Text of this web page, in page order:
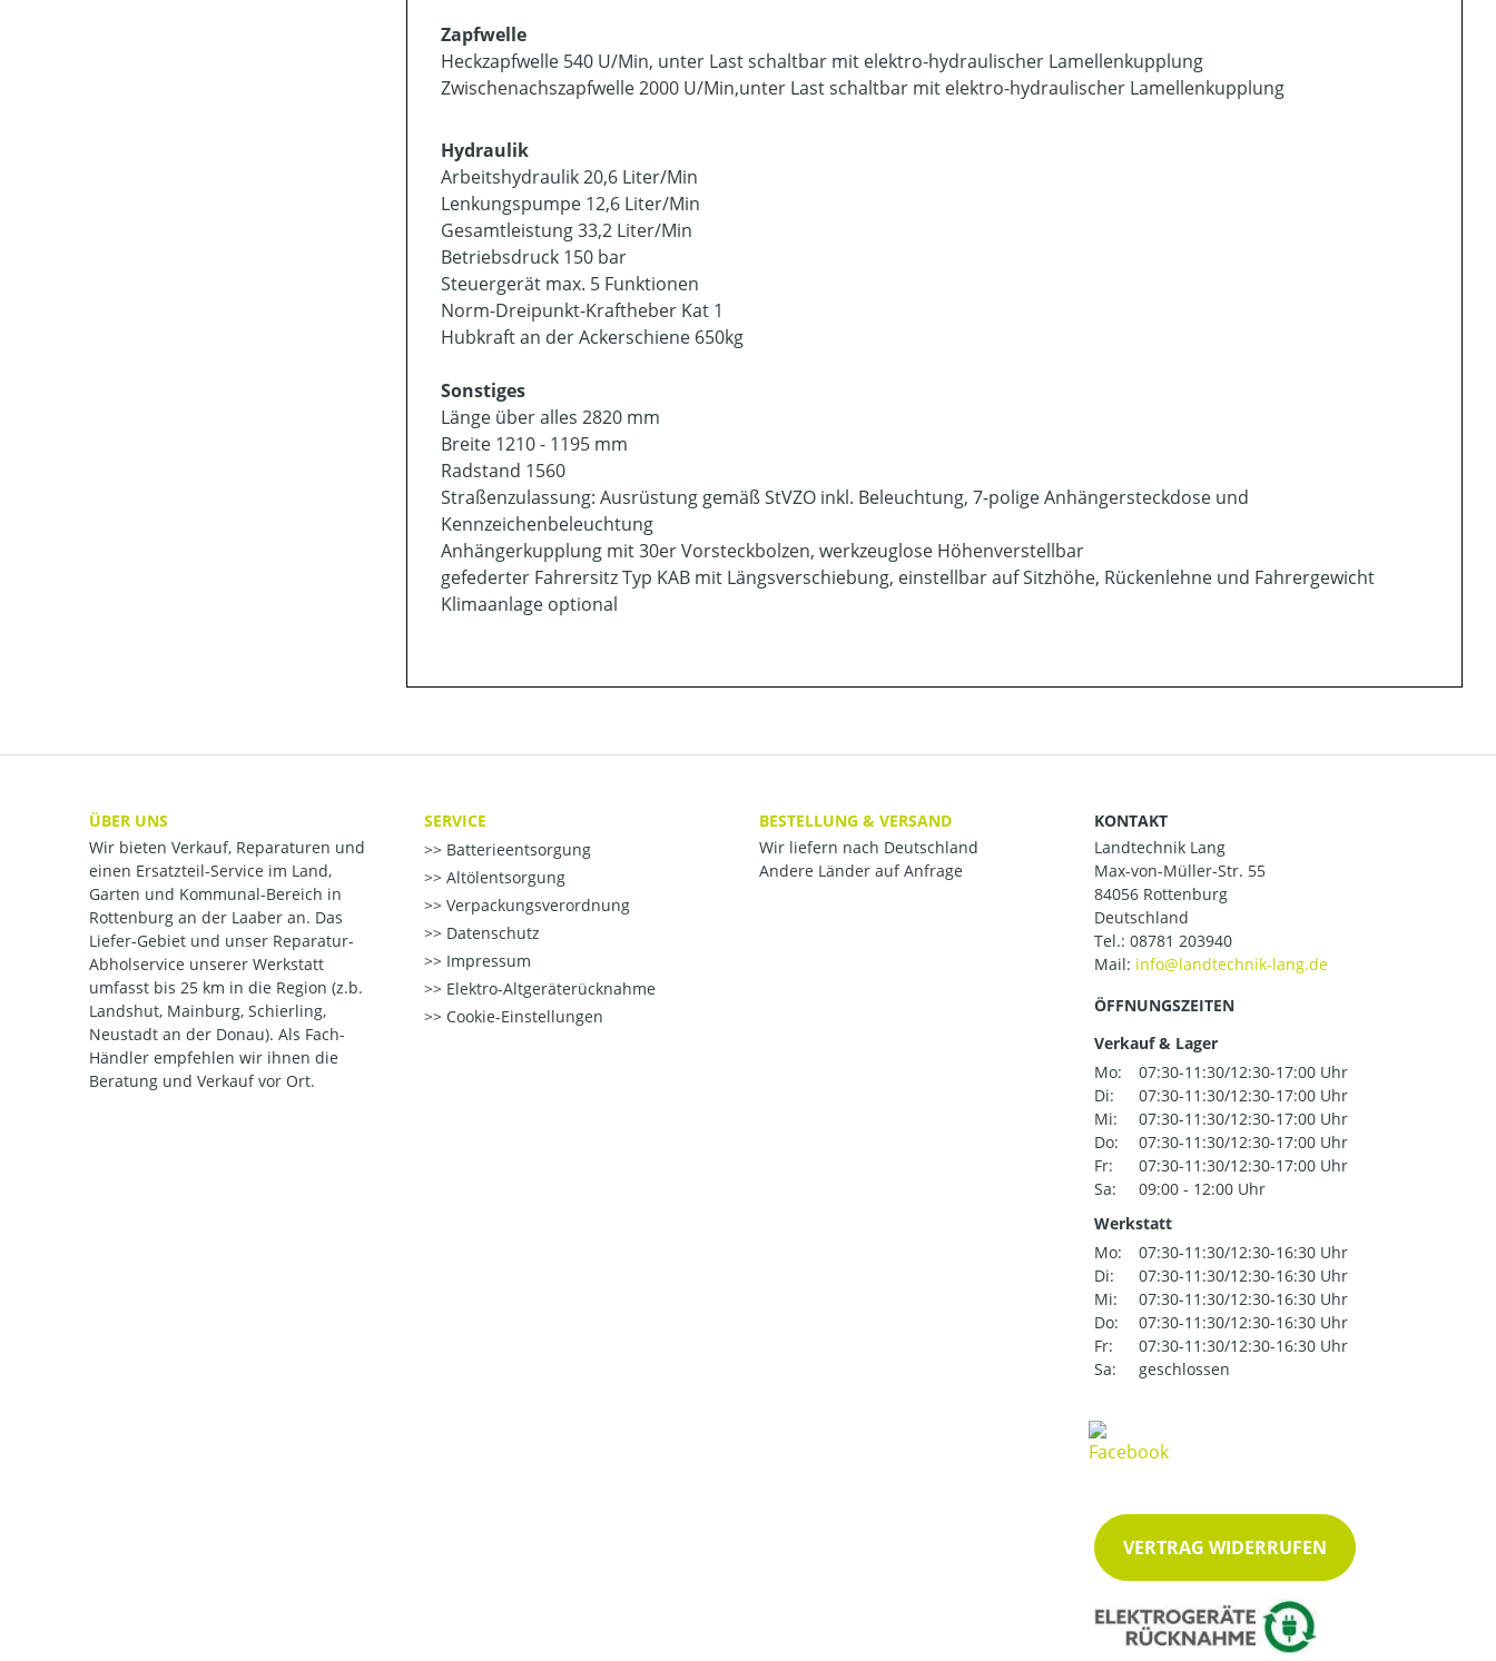
Zapfwelle
Heckzapfwelle 540 U/Min, unter Last schaltbar mit elektro-hydraulischer Lamellenkupplung
Zwischenachszapfwelle 2000 U/Min,unter Last schaltbar mit elektro-hydraulischer Lamellenkupplung
Hydraulik
Arbeitshydraulik 20,6 Liter/Min
Lenkungspumpe 12,6 Liter/Min
Gesamtleistung 33,2 Liter/Min
Betriebsdruck 150 bar
Steuergerät max. 5 Funktionen
Norm-Dreipunkt-Kraftheber Kat 1
Hubkraft an der Ackerschiene 650kg
Sonstiges
Länge über alles 2820 mm
Breite 1210 - 1195 mm
Radstand 1560
Straßenzulassung: Ausrüstung gemäß StVZO inkl. Beleuchtung, 7-polige Anhängersteckdose und
Kennzeichenbeleuchtung
Anhängerkupplung mit 30er Vorsteckbolzen, werkzeuglose Höhenverstellbar
gefederter Fahrersitz Typ KAB mit Längsverschiebung, einstellbar auf Sitzhöhe, Rückenlehne und Fahrergewicht
Klimaanlage optional
ÜBER UNS
Wir bieten Verkauf, Reparaturen und
einen Ersatzteil-Service im Land,
Garten und Kommunal-Bereich in
Rottenburg an der Laaber an. Das
Liefer-Gebiet und unser Reparatur-
Abholservice unserer Werkstatt
umfasst bis 25 km in die Region (z.b.
Landshut, Mainburg, Schierling,
Neustadt an der Donau). Als Fach-
Händler empfehlen wir ihnen die
Beratung und Verkauf vor Ort.
SERVICE
Batterieentsorgung
Altölentsorgung
Verpackungsverordnung
Datenschutz
Impressum
Elektro-Altgeräterücknahme
Cookie-Einstellungen
BESTELLUNG & VERSAND
Wir liefern nach Deutschland
Andere Länder auf Anfrage
KONTAKT
Landtechnik Lang
Max-von-Müller-Str. 55
84056 Rottenburg
Deutschland
Tel.: 08781 203940
Mail:
ÖFFNUNGSZEITEN
Verkauf & Lager
Mo:
07:30-11:30/12:30-17:00 Uhr
Di:
07:30-11:30/12:30-17:00 Uhr
Mi:
07:30-11:30/12:30-17:00 Uhr
Do:
07:30-11:30/12:30-17:00 Uhr
Fr:
07:30-11:30/12:30-17:00 Uhr
Sa:
09:00 - 12:00 Uhr
Werkstatt
Mo:
07:30-11:30/12:30-16:30 Uhr
Di:
07:30-11:30/12:30-16:30 Uhr
Mi:
07:30-11:30/12:30-16:30 Uhr
Do:
07:30-11:30/12:30-16:30 Uhr
Fr:
07:30-11:30/12:30-16:30 Uhr
Sa:
geschlossen
VERTRAG WIDERRUFEN